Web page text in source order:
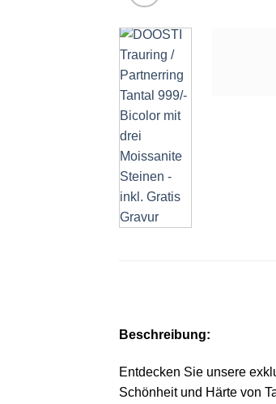
Beschreibung:
Entdecken Sie unsere
Schönheit und Härte von